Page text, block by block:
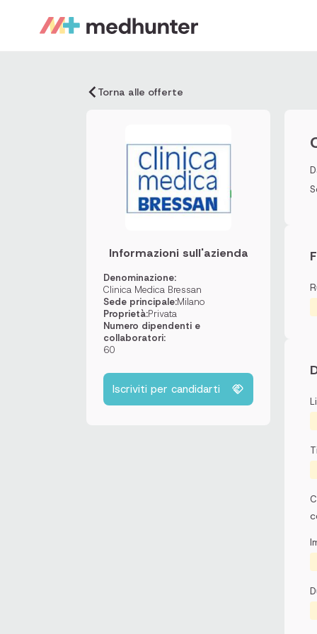
Torna alle offerte
Informazioni sull'azienda
Denominazione:
Clinica Medica Bressan
Sede principale:Milano
Proprietà:Privata
Numero dipendenti e
collaboratori:
60
Iscriviti per candidarti